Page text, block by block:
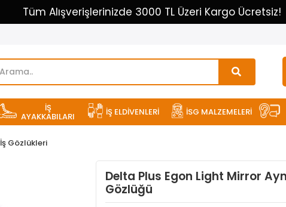
Tüm Alışverişlerinizde 3000 TL Üzeri Kargo Ücretsiz!
İŞ
AYAKKABILARI İŞ ELDİVENLERİ İSG MALZEMELERİ
İş Gözlükleri
Delta Plus Egon Light Mirror
Gözlüğü